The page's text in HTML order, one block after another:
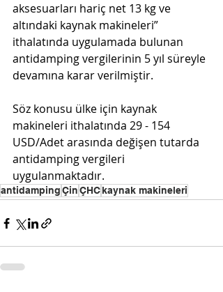
aksesuarları hariç net 13 kg ve
altındaki kaynak makineleri”
ithalatında uygulamada bulunan
antidamping vergilerinin 5 yıl süreyle
devamına karar verilmiştir.
Söz konusu ülke için kaynak
makineleri ithalatında 29 - 154
USD/Adet arasında değişen tutarda
antidamping vergileri
uygulanmaktadır.
antidampingÇinÇHCkaynak makineleri